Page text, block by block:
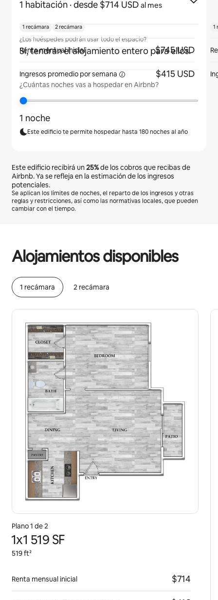
1 habitación · desde $714 USD al mes
¿Los huéspedes podrán usar todo el espacio?
Sí, tendrán el alojamiento entero para ellos.
¿Cuántas noches vas a hospedar en Airbnb?
1 noche
Este edificio te permite hospedar hasta 180 noches al año
Este edificio recibirá un25%de los cobros que recibas de
Airbnb. Ya se refleja en la estimación de los ingresos
potenciales.
Se aplican los límites de noches, el reparto de los ingresos y otras
reglas y restricciones, así como las normativas locales, que pueden
cambiar con el tiempo.
Alojamientos disponibles
1 recámara 2 recámara
Plano 1 de 2
1x1 519 SF
519 ft²
Renta mensual inicial $714
1 recámara 2 recámara
Renta mensual inicial $745 USD
Ingresos promedio porsemana $415 USD
1